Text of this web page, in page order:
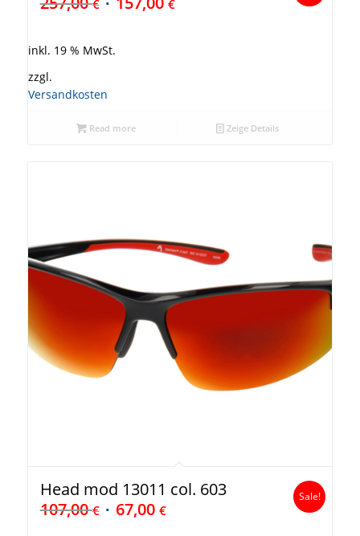
€ €
inkl. 19 % MwSt.
zzgl.
Versandkosten
Read more Zeige Details
Head mod 13011 col. 603
107,00€ 67,00 €
Sale!